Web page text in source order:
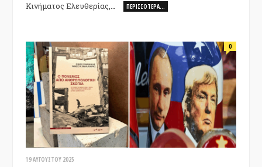
Κινήματος Ελευθερίας,…
ΠΕΡΙΣΣΌΤΕΡΑ…
19 ΑΥΓΟΎΣΤΟΥ 2025
0